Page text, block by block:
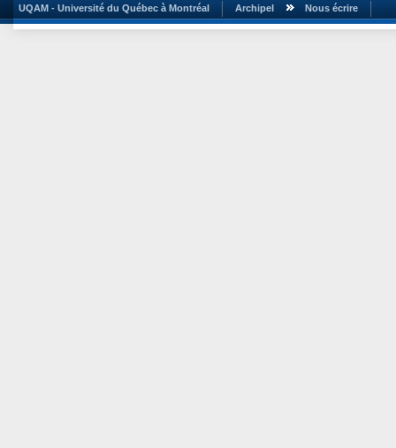
UQAM - Université du Québec à Montréal Archipel Nous écrire